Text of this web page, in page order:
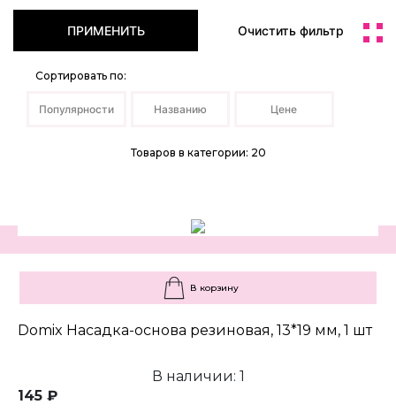
ПРИМЕНИТЬ Очистить фильтр
Сортировать по:
Популярности Названию Цене
Товаров в категории: 20
В корзину
Domix Насадка-основа резиновая, 13*19 мм, 1 шт
В наличии: 1
145 ₽